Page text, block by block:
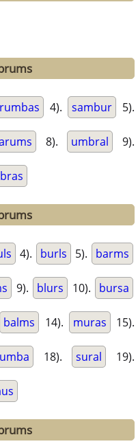
rumbas 4). sambur 5).
8). umbral 9).
4). burls 5). barms
9). blurs 10). bursa
balms 14). muras 15).
18). sural 19).